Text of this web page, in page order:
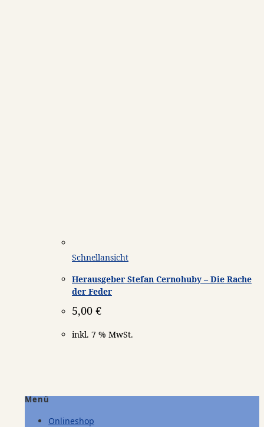
Schnellansicht
Herausgeber Stefan Cernohuby – Die Rache
der Feder
5,00 €
inkl. 7 % MwSt.
Menü
Onlineshop